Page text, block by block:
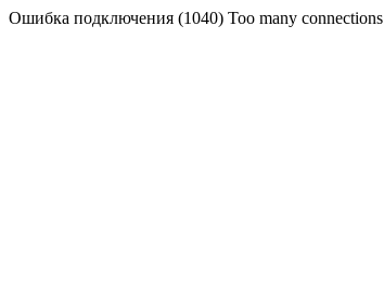
Ошибка подключения (1040) Too many connections